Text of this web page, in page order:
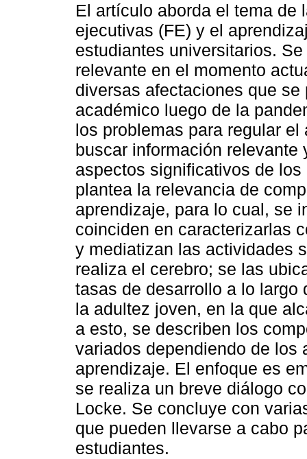
El artículo aborda el tema de
ejecutivas (FE) y el
estudiantes universitarios.
relevante en el momento
diversas afectaciones que
académico luego de la
los problemas para regular
buscar información
aspectos significativos de
plantea la relevancia de
aprendizaje, para lo cual, se
coinciden en caracterizarlas
y mediatizan las actividades
realiza el cerebro; se las
tasas de desarrollo a lo
la adultez joven, en la que
a esto, se describen los
variados dependiendo de los
aprendizaje. El enfoque es
se realiza un breve diálogo
Locke. Se concluye con
que pueden llevarse a cabo
estudiantes.